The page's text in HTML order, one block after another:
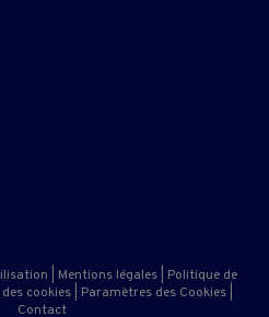
Mentions légales
Politique de
cookies Paramètres des Cookies
Contact